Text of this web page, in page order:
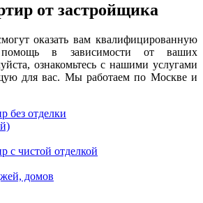
от застройщика
оказать вам квалифицированную
помощь в зависимости от ваших
ознакомьтесь с нашими услугами
для вас. Мы работаем по Москве и
без отделки
с чистой отделкой
домов